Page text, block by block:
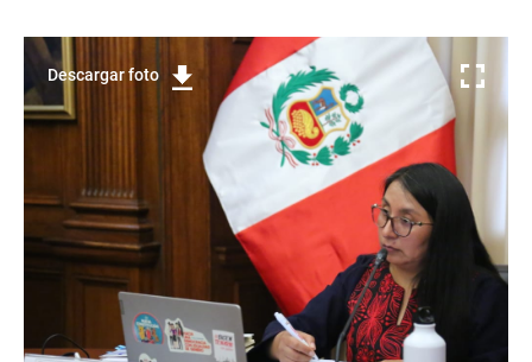
Descargar foto